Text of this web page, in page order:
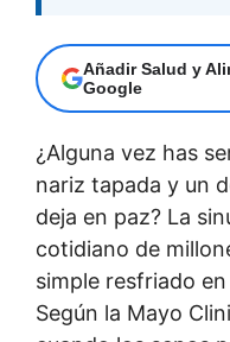
Añadir Salud y
Google
¿Alguna vez has
nariz tapada y un
deja en paz? La
cotidiano de
simple resfriado
Según la Mayo